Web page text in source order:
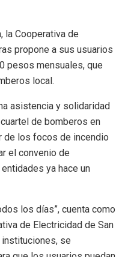
la Cooperativa de
propone a sus usuarios
pesos mensuales, que
local.
asistencia y solidaridad
de bomberos en
los focos de incendio
el convenio de
ya hace un
los días”, cuenta como
de Electricidad de San
se